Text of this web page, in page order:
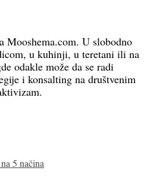
Mooshema.com. U slobodno
u kuhinji, u teretani ili na
odakle može da se radi
i konsalting na društvenim
5 načina